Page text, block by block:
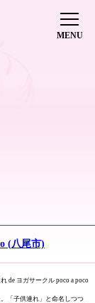
(八尾市)
de ヨガサークル poco a poco
「子供連れ」と命名しつつ